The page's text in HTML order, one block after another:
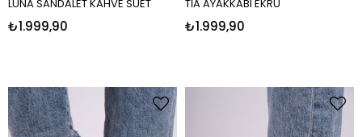
LUNA SANDALET KAHVE SÜET
₺1.999,90
TİA AYAKKABI EKRU
₺1.999,90